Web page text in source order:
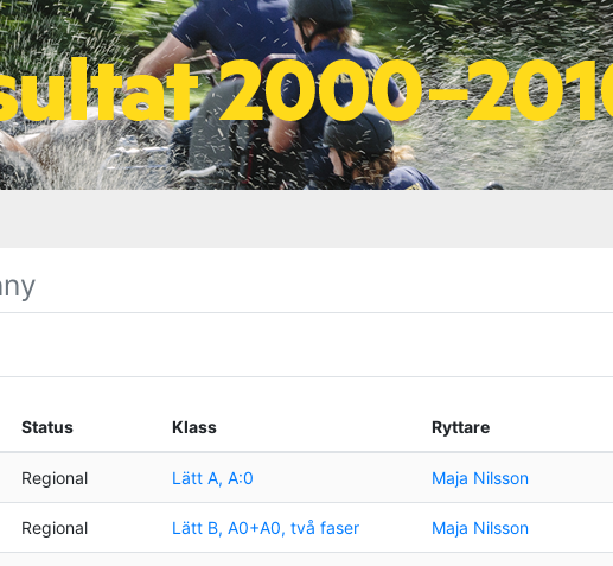
Status Klass Ryttare
Regional Lätt A, A:0 Maja Nilsson
Regional Lätt B, A0+A0, två faser Maja Nilsson